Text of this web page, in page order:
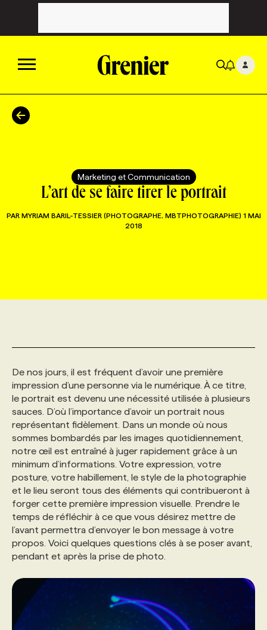
ACTUALITÉS
TOUTES LES CATÉGORIES
CAMPAGNES ET CRÉATIVITÉ
NOUVEAUX MANDATS
INITIATIVES NUMÉRIQUES
PRIX ET DISTINCTIONS
TENDANCES
CHRONIQUES
TOUTES LES CHRONIQUES
MARKETING ET COMMUNICATION
MARKETING DURABLE
GEO/SEO
ÉVÉNEMENTIEL
NOS AUTEUR‧RICES
FORFAITS ABONNEMENT
VOIR TOUTES LES PARUTIONS
INFOLETTRES
INFOLETTRE EN BREF
BULLETIN RECRUTEMENT
ANNONCEZ AVEC NOUS
AFFICHEZ UN POSTE / TARIFS
PROFIL ENTREPRISE
FAQ
ANNONCEZ AVEC NOUS
CANDIDAT
PROFIL CANDIDAT
NOS CONFÉRENCES
ANNONCEZ AVEC NOUS
FORMATIONS
NOS PARCOURS DE FORMATIONS
FORMATIONS PERSONNALISÉES
NOS FORMATEUR‧RICES
POURQUOI CHOISIR NOS FORMATIONS
NOS TARIFS
PROGRAMMES DE SUBVENTIONS
SERVICE DE CHASSE DE TÊTE
NOS TARIFS
NOS EXPERTISES
FAQ
ANNONCEZ AVEC NOUS
Marketing et Communication
L’art de se faire tirer le portrait
PAR MYRIAM BARIL-TESSIER (PHOTOGRAPHE, MBTPHOTOGRAPHIE) 1 MAI
2018
De nos jours, il est fréquent d’avoir une première
impression d’une personne via le numérique. À ce titre,
le portrait est devenu une nécessité utilisée à plusieurs
sauces. D’où l’importance d’avoir un portrait nous
représentant fidèlement. Dans un monde où nous
sommes bombardés par les images quotidiennement,
notre œil est entraîné à juger rapidement grâce à un
minimum d’informations. Votre expression, votre
posture, votre habillement, le style de la photographie
et le lieu seront tous des éléments qui contribueront à
forger cette première impression visuelle. Prendre le
temps de réfléchir à ce que vous désirez mettre de
l’avant permettra d’envoyer le bon message à votre
propos. Voici quelques questions clés à se poser avant,
pendant et après la prise de photo.